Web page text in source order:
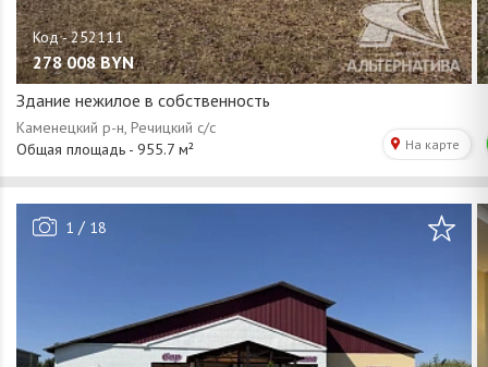
278 008 BYN
Здание нежилое в собственность
1 / 18